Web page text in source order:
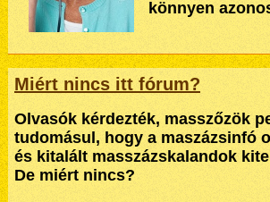
könnyen
Miért nincs itt fórum?
Olvasók kérdezték, masszőzök
tudomásul, hogy a maszázsinfó
és kitalált masszázskalandok
De miért nincs?